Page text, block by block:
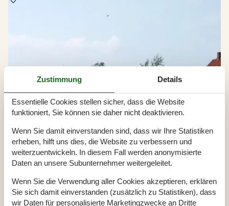
Zustimmung Details
Essentielle Cookies stellen sicher, dass die Website
funktioniert, Sie können sie daher nicht deaktivieren.
Wenn Sie damit einverstanden sind, dass wir Ihre Statistiken
erheben, hilft uns dies, die Website zu verbessern und
weiterzuentwickeln. In diesem Fall werden anonymisierte
Daten an unsere Subunternehmer weitergeleitet.
Wenn Sie die Verwendung aller Cookies akzeptieren, erklären
Sie sich damit einverstanden (zusätzlich zu Statistiken), dass
wir Daten für personalisierte Marketingzwecke an Dritte